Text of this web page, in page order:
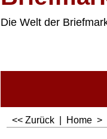
Die Welt der
<< Zurück Home >